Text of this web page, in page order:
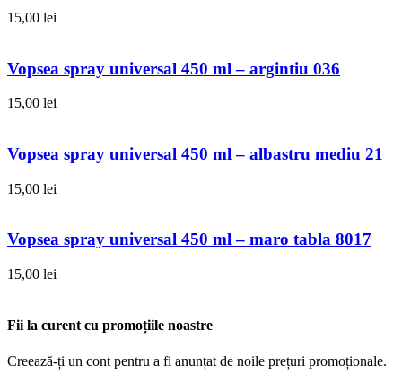
15,00 lei
Vopsea spray universal 450 ml – argintiu 036
15,00 lei
Vopsea spray universal 450 ml – albastru mediu 21
15,00 lei
Vopsea spray universal 450 ml – maro tabla 8017
15,00 lei
Fii la curent cu promoțiile noastre
Creează-ți un cont pentru a fi anunțat de noile prețuri promoționale.